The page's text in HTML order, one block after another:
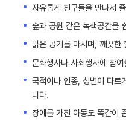
자유롭게 친구들을 만나서
숲과 공원 같은 녹색공간을
맑은 공기를 마시며, 깨끗한
문화행사나 사회행사에 참
국적이나 인종, 성별이 다르
니다.
장애를 가진 아동도 똑같이